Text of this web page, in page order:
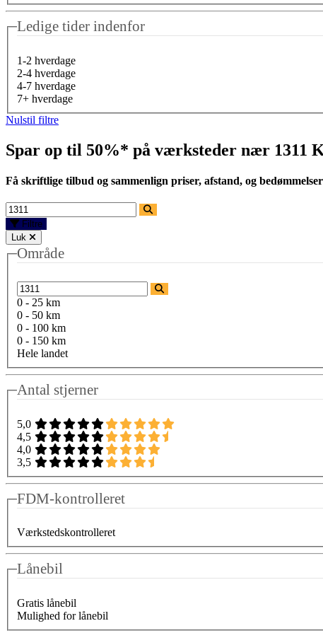
Ledige tider indenfor
1-2 hverdage
2-4 hverdage
4-7 hverdage
7+ hverdage
Nulstil filtre
Spar op til 50%* på værksteder nær 1311
Få skriftlige tilbud og sammenlign priser, afstand, og
Filtre
Luk
Område
0 - 25 km
0 - 50 km
0 - 100 km
0 - 150 km
Hele landet
Antal stjerner
5,0
4,5
4,0
3,5
FDM-kontrolleret
Værkstedskontrolleret
Lånebil
Gratis lånebil
Mulighed for lånebil